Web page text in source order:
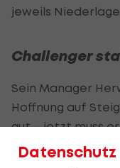
jeweils
Challenger
Sein Manager
Hoffnung auf
gut – jetzt muss
Spiel
Datenschutz